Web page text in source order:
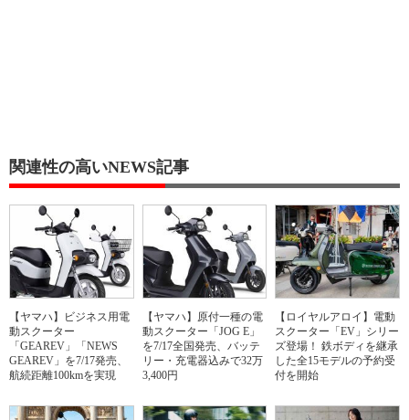
関連性の高いNEWS記事
【ヤマハ】ビジネス用電
動スクーター
「GEAREV」「NEWS
GEAREV」を7/17発売、
航続距離100kmを実現
【ヤマハ】原付一種の電
動スクーター「JOG E」
を7/17全国発売、バッテ
リー・充電器込みで32万
3,400円
【ロイヤルアロイ】電動
スクーター「EV」シリー
ズ登場！ 鉄ボディを継承
した全15モデルの予約受
付を開始